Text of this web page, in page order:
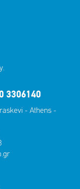
3306140
- Athens -